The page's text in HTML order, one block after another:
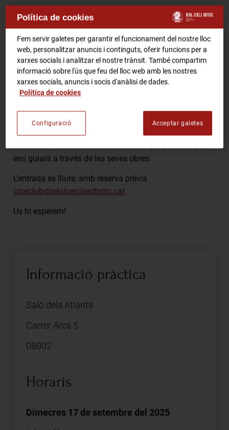
RCA Radio
RCA TV
RCA TEATRE
Gastronomic Experience 360º
Entrades Esdeveniments
FES-TE SOCI
Comparteix
Cineclub torna amb la màgia de l'animació!
D'ANIMACIÓ DE JOSEP CALLE.
Una oportunitat única per endinsar-nos en l'univers
creatiu de l'animació de la mà del seu propi autor, qui
ens guiarà a través de les seves obres.
L'entrada és lliure, amb reserva prèvia
cineclub@reialcercleartistic.cat
Us hi esperem!
Informació pràctica
Saló dels Atlants
Carrer Arcs 5
08002
Horaris
Dimecres 17 de setembre del 2025
Política de cookies
Fem servir galetes per garantir el funcionament del nostre lloc
web, personalitzar anuncis i continguts, oferir funcions per a
xarxes socials i analitzar el nostre trànsit. També compartim
informació sobre l'ús que feu del lloc web amb les nostres
xarxes socials, anuncis i socis d'anàlisi de dades.
Política de cookies
Acceptar galetes
Configuració